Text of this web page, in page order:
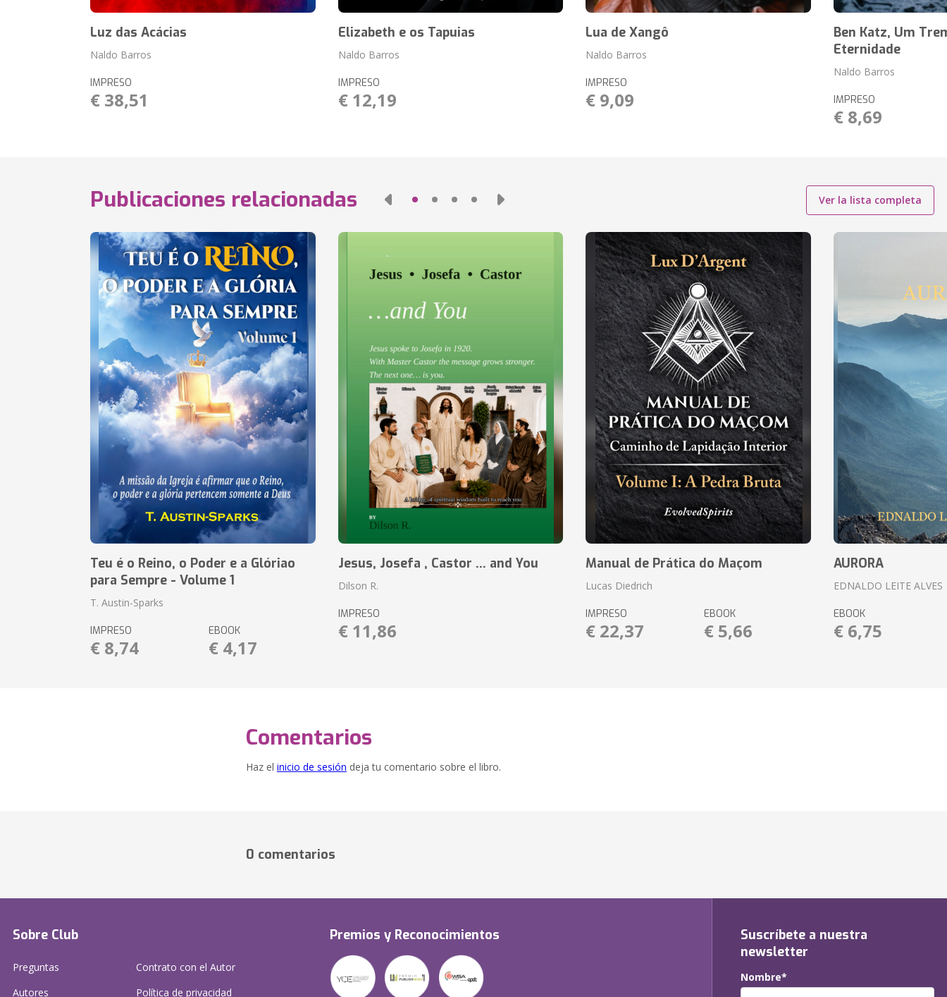
Luz das Acácias
Naldo Barros
IMPRESO
€ 38,51
Elizabeth e os Tapuias
Naldo Barros
IMPRESO
€ 12,19
Lua de Xangô
Naldo Barros
IMPRESO
€ 9,09
Ben Katz, Um
Eternidade
Naldo Barros
IMPRESO
€ 8,69
Publicaciones relacionadas Ver la lista completa
Teu é o Reino, o Poder e a Glóriao
para Sempre - Volume 1
T. Austin-Sparks
IMPRESO
€ 8,74
EBOOK
€ 4,17
Jesus, Josefa , Castor ... and You
Dilson R.
IMPRESO
€ 11,86
Manual de Prática do Maçom
Lucas Diedrich
IMPRESO
€ 22,37
EBOOK
€ 5,66
AURORA
EDNALDO LEITE ALVES
EBOOK
€ 6,75
Comentarios
Haz el inicio de sesión deja tu comentario sobre el libro.
0 comentarios
Sobre Club
Preguntas
Autores
Contrato con el Autor
Política de privacidad
Premios y Reconocimientos
Suscríbete a nuestra
newsletter
Nombre*